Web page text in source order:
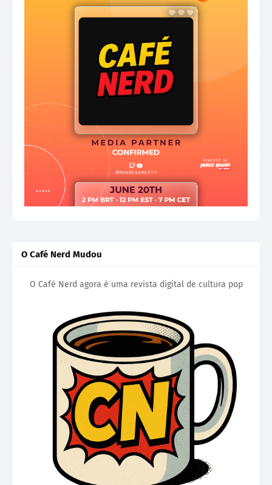
O Café Nerd Mudou
O Café Nerd agora é uma revista digital de cultura pop